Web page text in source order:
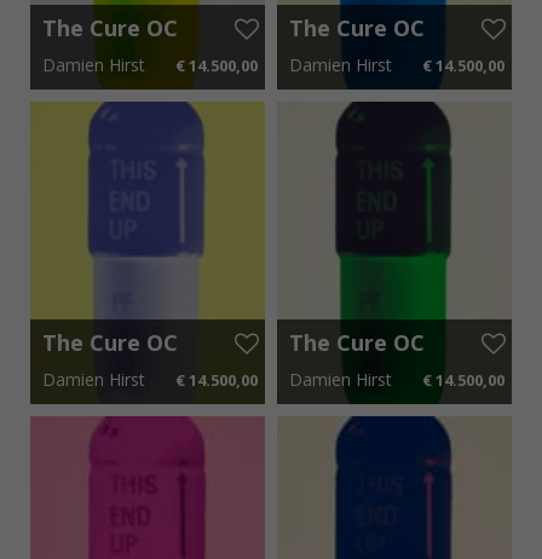
The Cure OC
Damien Hirst € 14.500,00
65 cm x 85 cm € 217,50 p.m.
The Cure OC
Damien Hirst € 14.500,00
65 cm x 85 cm € 217,50 p.m.
The Cure OC
Damien Hirst € 14.500,00
65 cm x 85 cm € 217,50 p.m.
The Cure OC
Damien Hirst € 14.500,00
64 cm x 85 cm € 217,50 p.m.